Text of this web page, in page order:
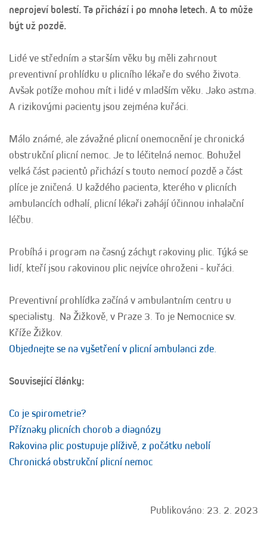
neprojeví bolestí. Ta přichází i po mnoha letech. A to může
být už pozdě.
Lidé ve středním a starším věku by měli zahrnout
preventivní prohlídku u plicního lékaře do svého života.
Avšak potíže mohou mít i lidé v mladším věku. Jako astma.
A rizikovými pacienty jsou zejména kuřáci.
Málo známé, ale závažné plicní onemocnění je chronická
obstrukční plicní nemoc. Je to léčitelná nemoc. Bohužel
velká část pacientů přichází s touto nemocí pozdě a část
plíce je zničená. U každého pacienta, kterého v plicních
ambulancích odhalí, plicní lékaři zahájí účinnou inhalační
léčbu.
Probíhá i program na časný záchyt rakoviny plic. Týká se
lidí, kteří jsou rakovinou plic nejvíce ohroženi - kuřáci.
Preventivní prohlídka začíná v ambulantním centru u
specialisty. Na Žižkově, v Praze 3. To je Nemocnice sv.
Kříže Žižkov.
Objednejte se na vyšetření v plicní ambulanci zde.
Související články:
Co je spirometrie?
Příznaky plicních chorob a diagnózy
Rakovina plic postupuje plíživě, z počátku nebolí
Chronická obstrukční plicní nemoc
Publikováno: 23. 2. 2023